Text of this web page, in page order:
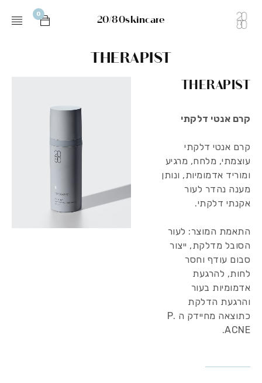
0 20/80skincare
THERAPIST
THERAPIST
קרם אנטי דלקתי
קרם אנטי דלקתי
עוצמתי, מלחח, מרגיע
ומוריד אדמומיות, ונותן
מענה נהדר לעור
אקנתי דלקתי.
התאמת המוצר: לעור
הסובל מדלקת, ייצור
סבום עודף וחסר
לחות, להרגעת
אדמומיות בעור
והרגעת הדלקת
כתוצאה מחיידק ה P.
ACNE.